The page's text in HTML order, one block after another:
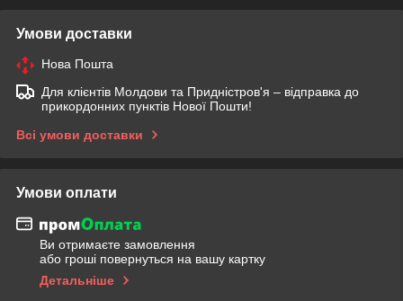
Умови доставки
Нова Пошта
Для клієнтів Молдови та Придністров'я – відправка до
прикордонних пунктів Нової Пошти!
Всі умови доставки
Умови оплати
Ви отримаєте замовлення
або гроші повернуться на вашу картку
Детальніше